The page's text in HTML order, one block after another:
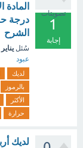
تصويتات
1
إجابة
المادة
الشرح
سُئل يناير 8
عبود
لديك
بالرموز
الأكثر
حرارة
لديك